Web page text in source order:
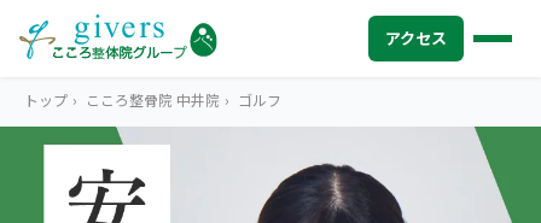
アクセス
HOME トップ
トップ › こころ整骨院 中井院 › ゴルフ